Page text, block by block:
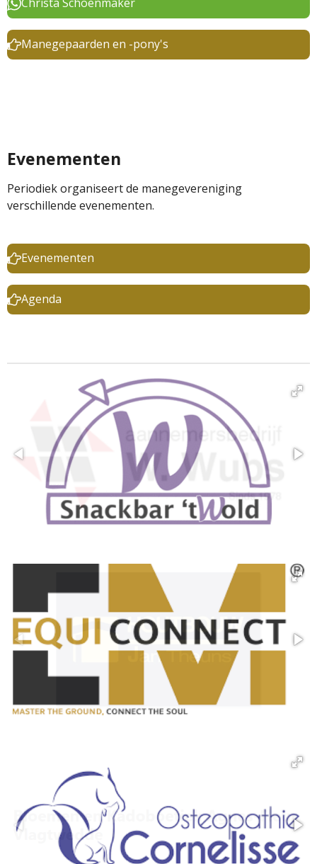
Manegepaarden en -pony's
Evenementen
Periodiek organiseert de manegevereniging
verschillende evenementen.
Evenementen
Agenda